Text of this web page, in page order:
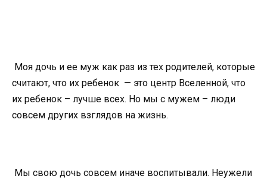
Моя дочь и ее муж как раз из тех родителей, которые
считают, что их ребенок — это центр Вселенной, что
их ребенок – лучше всех. Но мы с мужем – люди
совсем других взглядов на жизнь.
Мы свою дочь совсем иначе воспитывали. Неужели